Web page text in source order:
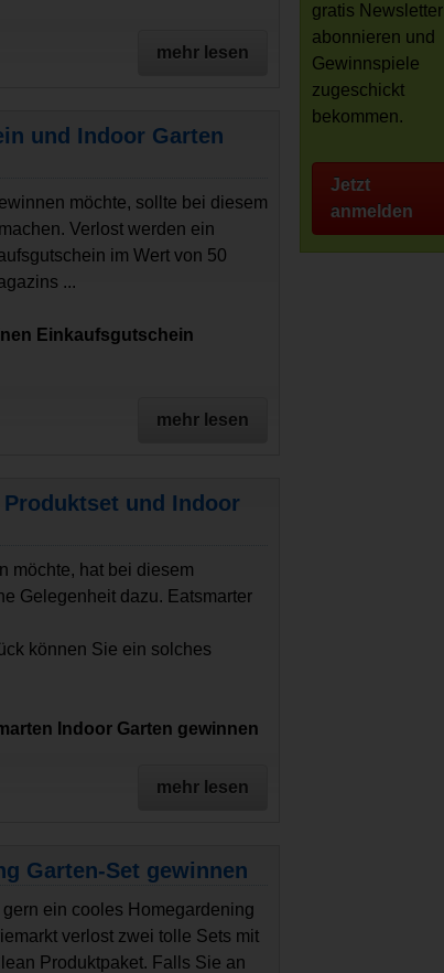
mehr lesen
und Indoor Garten
möchte, sollte bei diesem
Verlost werden ein
im Wert von 50
...
Einkaufsgutschein
mehr lesen
und Indoor
möchte, hat bei diesem
Gelegenheit dazu. Eatsmarter
können Sie ein solches
Indoor Garten gewinnen
mehr lesen
Garten-Set gewinnen
ein cooles Homegardening
verlost zwei tolle Sets mit
Produktpaket. Falls Sie an
gratis Newsletter
abonnieren und
Gewinnspiele
zugeschickt
bekommen.
Jetzt
anmelden